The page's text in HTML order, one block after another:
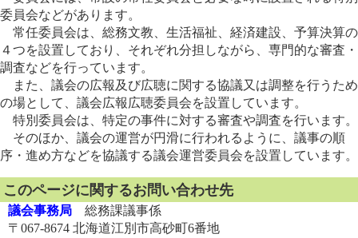
委員会などがあります。
常任委員会は、総務文教、生活福祉、経済建設、予算決算の
４つを設置しており、それぞれ分担しながら、専門的な審査・
調査などを行っています。
また、議会の広報及び広聴に関する協議又は調整を行うため
の場として、議会広報広聴委員会を設置しています。
特別委員会は、特定の事件に対する審査や調査を行います。
そのほか、議会の運営が円滑に行われるように、議事の順
序・進め方などを協議する議会運営委員会を設置しています。
このページに関するお問い合わせ先
議会事務局 総務課議事係
〒067-8674 北海道江別市高砂町6番地